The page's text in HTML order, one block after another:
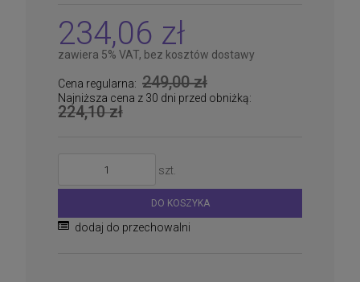
234,06 zł
zawiera 5% VAT, bez kosztów dostawy
Cena regularna: 249,00 zł
Najniższa cena z 30 dni przed obniżką:
224,10 zł
szt.
DO KOSZYKA
dodaj do przechowalni